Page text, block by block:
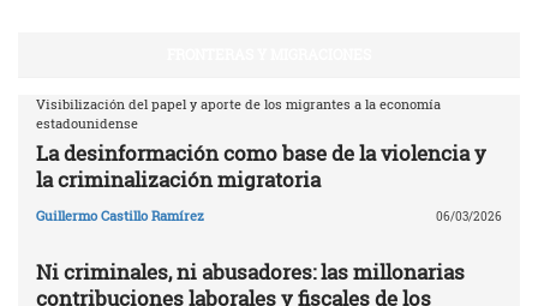
Visibilización del papel y aporte de los migrantes a la economía
estadounidense
La desinformación como base de la violencia y
la criminalización migratoria
Guillermo Castillo Ramírez 06/03/2026
Ni criminales, ni abusadores: las millonarias
contribuciones laborales y fiscales de los